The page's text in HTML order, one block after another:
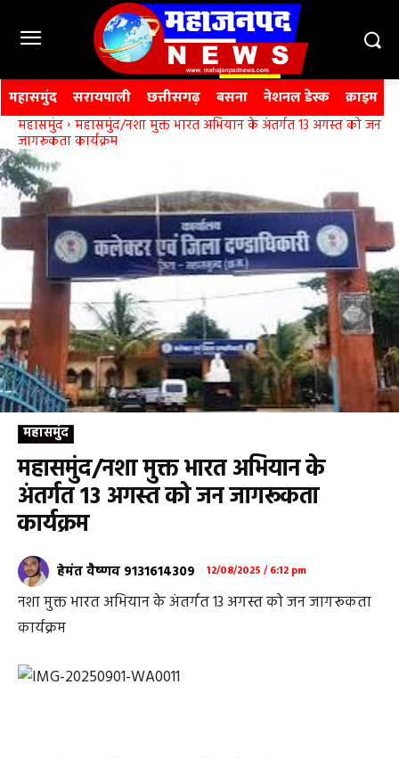
महासमुंद सरायपाली छत्तीसगढ़ बसना नेशनल डेस्क क्राइम
महासमुंद महासमुंद/नशा मुक्त भारत अभियान के अंतर्गत 13 अगस्त को जन
जागरूकता कार्यक्रम
महासमुंद
महासमुंद/नशा मुक्त भारत अभियान के
अंतर्गत 13 अगस्त को जन जागरूकता
कार्यक्रम
हेमंत वैष्णव 9131614309 12/08/2025 / 6:12 pm
नशा मुक्त भारत अभियान के अंतर्गत 13 अगस्त को जन जागरूकता
कार्यक्रम